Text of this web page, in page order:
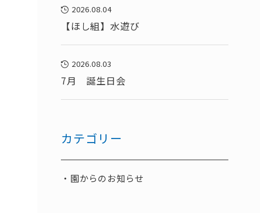
2026.08.04
【ほし組】水遊び
2026.08.03
7月 誕生日会
カテゴリー
園からのお知らせ